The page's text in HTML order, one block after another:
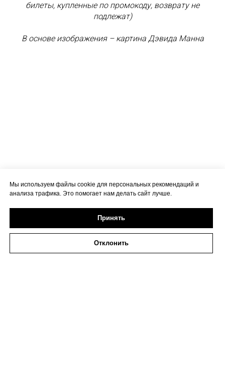
билеты, купленные по промокоду, возврату не
подлежат)
В основе изображения – картина Дэвида Манна
Мы используем файлы cookie для персональных рекомендаций и
анализа трафика. Это помогает нам делать сайт лучше.
Принять
Отклонить